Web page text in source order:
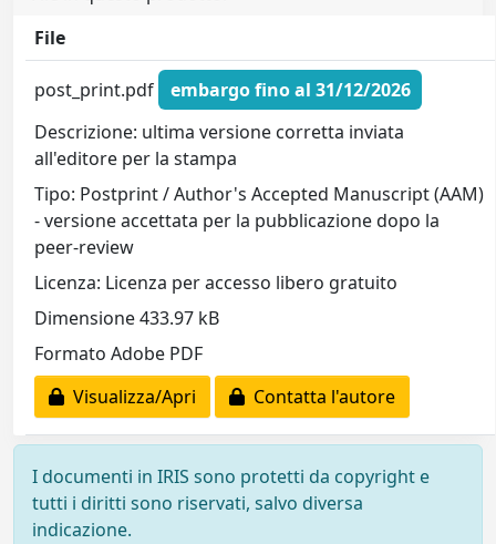
File
post_print.pdf
embargo fino al 31/12/2026
Descrizione: ultima versione corretta inviata
all'editore per la stampa
Tipo: Postprint / Author's Accepted Manuscript (AAM)
- versione accettata per la pubblicazione dopo la
peer-review
Licenza: Licenza per accesso libero gratuito
Dimensione 433.97 kB
Formato Adobe PDF
Visualizza/Apri
Contatta l'autore
I documenti in IRIS sono protetti da copyright e
tutti i diritti sono riservati, salvo diversa
indicazione.